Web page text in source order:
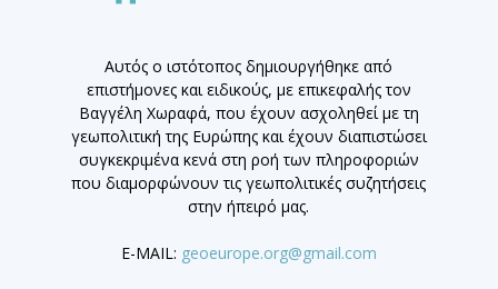
Αυτός ο ιστότοπος δημιουργήθηκε από
επιστήμονες και ειδικούς, με επικεφαλής τον
Βαγγέλη Χωραφά, που έχουν ασχοληθεί με τη
γεωπολιτική της Ευρώπης και έχουν διαπιστώσει
συγκεκριμένα κενά στη ροή των πληροφοριών
που διαμορφώνουν τις γεωπολιτικές συζητήσεις
στην ήπειρό μας.
E-MAIL: geoeurope.org@gmail.com